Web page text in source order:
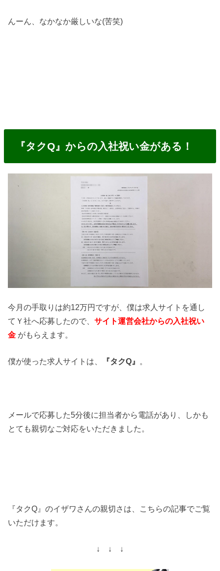
んーん、なかなか厳しいな(苦笑)
『タクQ』からの入社祝い金がある！
今月の手取りは約12万円ですが、僕は求人サイトを通し
てＹ社へ応募したので、サイト運営会社からの入社祝い
金 がもらえます。
僕が使った求人サイトは、 『タクQ』 。
メールで応募した5分後に担当者から電話があり、しかも
とても親切なご対応をいただきました。
『タクQ』のイザワさんの親切さは、こちらの記事でご覧
いただけます。
↓ ↓ ↓